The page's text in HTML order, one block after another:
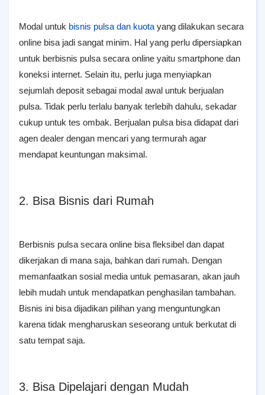
Modal untuk bisnis pulsa dan kuota yang dilakukan secara
online bisa jadi sangat minim. Hal yang perlu dipersiapkan
untuk berbisnis pulsa secara online yaitu smartphone dan
koneksi internet. Selain itu, perlu juga menyiapkan
sejumlah deposit sebagai modal awal untuk berjualan
pulsa. Tidak perlu terlalu banyak terlebih dahulu, sekadar
cukup untuk tes ombak. Berjualan pulsa bisa didapat dari
agen dealer dengan mencari yang termurah agar
mendapat keuntungan maksimal.
2. Bisa Bisnis dari Rumah
Berbisnis pulsa secara online bisa fleksibel dan dapat
dikerjakan di mana saja, bahkan dari rumah. Dengan
memanfaatkan sosial media untuk pemasaran, akan jauh
lebih mudah untuk mendapatkan penghasilan tambahan.
Bisnis ini bisa dijadikan pilihan yang menguntungkan
karena tidak mengharuskan seseorang untuk berkutat di
satu tempat saja.
3. Bisa Dipelajari dengan Mudah